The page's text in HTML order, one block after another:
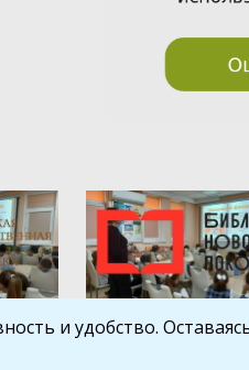
и удобство.